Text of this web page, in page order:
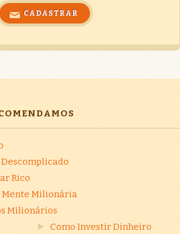
Rico
Mente Milionária
Milionários
Como Investir Dinheiro